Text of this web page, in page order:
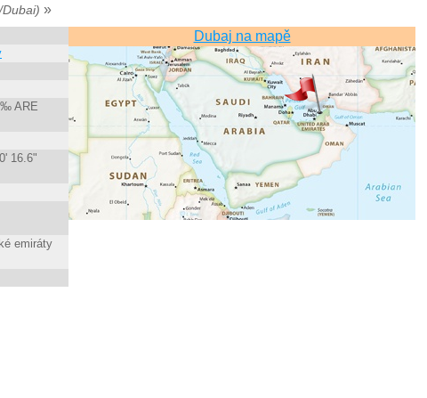
»
ARE
16.6"
emiráty
Dubaj na mapě